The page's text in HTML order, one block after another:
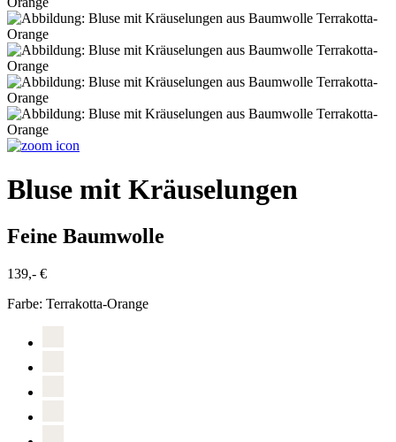
Bluse mit Kräuselungen
Feine Baumwolle
139,- €
Farbe: Terrakotta-Orange